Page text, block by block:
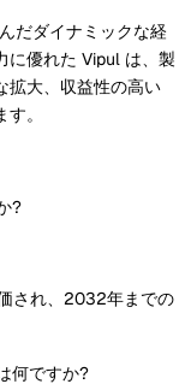
だダイナミックな経
に優れた Vipul は、製
拡大、収益性の高い
。
?
され、2032年までの
何ですか?